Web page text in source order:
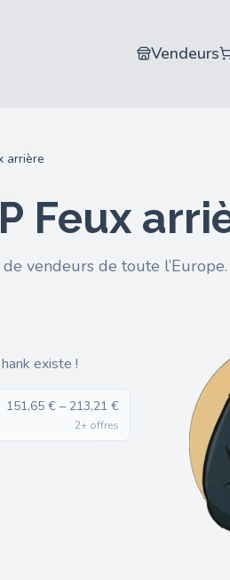
Vendeurs
arrière
Feux
vendeurs de toute l’Europe.
existe !
151,65 € – 213,21 €
2+ offres